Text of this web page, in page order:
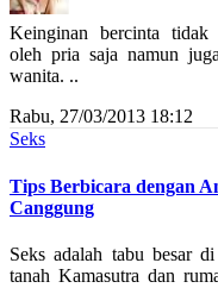
Keinginan bercinta tidak
oleh pria saja namun
wanita. ..
Rabu, 27/03/2013 18:12
Seks
Tips Berbicara dengan
Canggung
Seks adalah tabu besar
tanah Kamasutra dan